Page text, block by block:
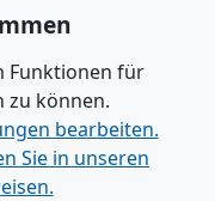
KiTas mobil!
Funktionen für
zu können.
bearbeiten.
Sie in unseren